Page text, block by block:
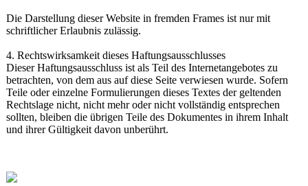
Die Darstellung dieser Website in fremden Frames ist nur mit
schriftlicher Erlaubnis zulässig.
4. Rechtswirksamkeit dieses Haftungsausschlusses
Dieser Haftungsausschluss ist als Teil des Internetangebotes zu
betrachten, von dem aus auf diese Seite verwiesen wurde. Sofern
Teile oder einzelne Formulierungen dieses Textes der geltenden
Rechtslage nicht, nicht mehr oder nicht vollständig entsprechen
sollten, bleiben die übrigen Teile des Dokumentes in ihrem Inhalt
und ihrer Gültigkeit davon unberührt.